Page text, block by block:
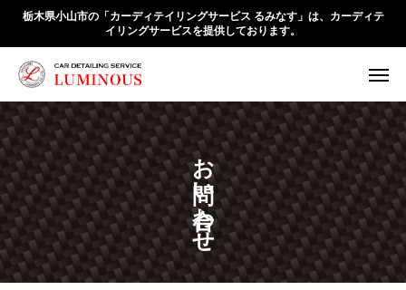
栃木県小山市の「カーディテイリングサービス るみなす」は、カーディテ
イリングサービスを提供しております。
お問い合わせ
会社概要 業務内容
お知らせ アクセス
お問合せ
HOME